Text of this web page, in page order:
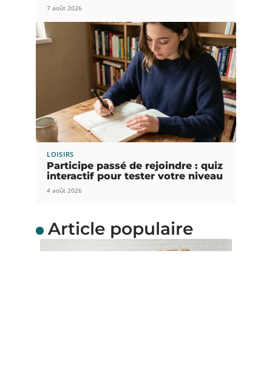
7 août 2026
LOISIRS
Participe passé de rejoindre : quiz
interactif pour tester votre niveau
4 août 2026
Article populaire